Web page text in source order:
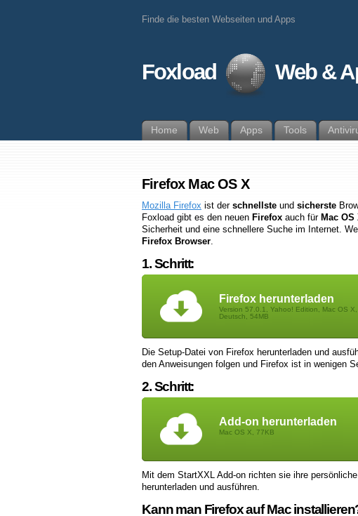
Finde die besten Webseiten und Apps
Foxload Web &
Home Web Apps Tools
Firefox Mac OS X
Mozilla Firefox ist der schnellste und sicherste
Foxload gibt es den neuen Firefox auch für Mac OS
Sicherheit und eine schnellere Suche im Internet.
Firefox Browser.
1. Schritt:
Firefox herunterladen
Version 57.0.1, Yahoo! Edition, Mac OS X,
Deutsch, 54MB
Die Setup-Datei von Firefox herunterladen und
den Anweisungen folgen und Firefox ist in wenigen
2. Schritt:
Add-on herunterladen
Mac OS X, 77KB
Mit dem StartXXL Add-on richten sie ihre
herunterladen und ausführen.
Kann man Firefox auf Mac